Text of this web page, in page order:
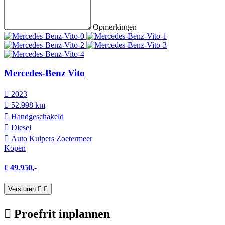
Opmerkingen
Mercedes-Benz Vito
2023
52.998 km
Hand­geschakeld
Diesel
Auto Kuipers Zoetermeer
Kopen
€ 49.950,-
Versturen
Proefrit inplannen